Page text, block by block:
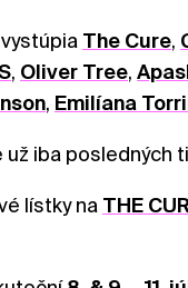
The Cure,
, Oliver Tree,
, Emilíana
už iba posledných
lístky na THE